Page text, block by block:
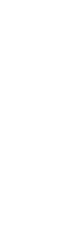
Puis-
Quels
Le